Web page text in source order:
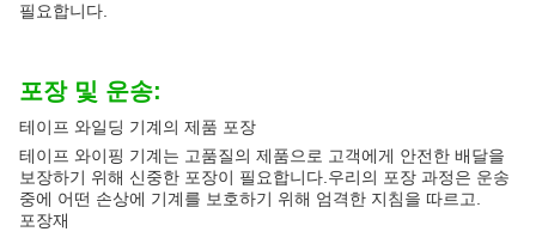
필요합니다.
포장 및 운송:
테이프 와일딩 기계의 제품 포장
테이프 와이핑 기계는 고품질의 제품으로 고객에게 안전한 배달을
보장하기 위해 신중한 포장이 필요합니다.우리의 포장 과정은 운송
중에 어떤 손상에 기계를 보호하기 위해 엄격한 지침을 따르고.
포장재